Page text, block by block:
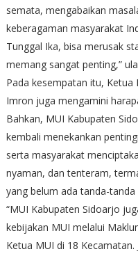
semata, mengabaikan
keberagaman masyarakat
Tunggal Ika, bisa merusak
memang sangat penting,”
Pada kesempatan itu, Ketua
Imron juga mengamini
Bahkan, MUI Kabupaten
kembali menekankan
serta masyarakat
nyaman, dan tenteram,
yang belum ada tanda-tanda
“MUI Kabupaten Sidoarjo
kebijakan MUI melalui
Ketua MUI di 18